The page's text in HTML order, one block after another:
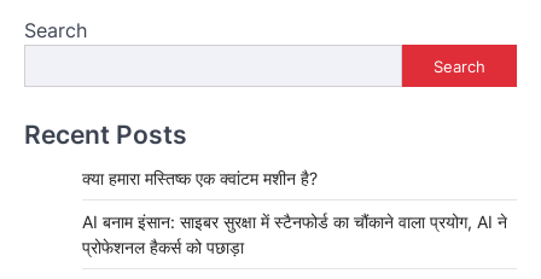
Search
Search
Recent Posts
क्या हमारा मस्तिष्क एक क्वांटम मशीन है?
AI बनाम इंसान: साइबर सुरक्षा में स्टैनफोर्ड का चौंकाने वाला प्रयोग, AI ने
प्रोफेशनल हैकर्स को पछाड़ा